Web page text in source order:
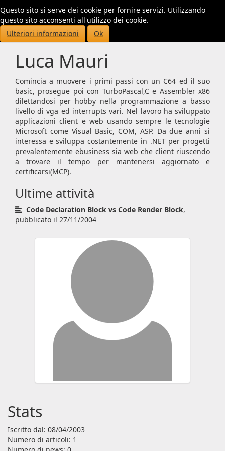
Questo sito si serve dei cookie per fornire servizi. Utilizzando
questo sito acconsenti all'utilizzo dei cookie.
Ulteriori informazioni
Ok
Luca Mauri
Comincia a muovere i primi passi con un C64 ed il suo
basic, prosegue poi con TurboPascal,C e Assembler x86
dilettandosi per hobby nella programmazione a basso
livello di vga ed interrupts vari. Nel lavoro ha sviluppato
applicazioni client e web usando sempre le tecnologie
Microsoft come Visual Basic, COM, ASP. Da due anni si
interessa e sviluppa costantemente in .NET per progetti
prevalentemente ebusiness sia web che client riuscendo
a trovare il tempo per mantenersi aggiornato e
certificarsi(MCP).
Ultime attività
Code Declaration Block vs Code Render Block,
pubblicato il 27/11/2004
Stats
Iscritto dal: 08/04/2003
Numero di articoli: 1